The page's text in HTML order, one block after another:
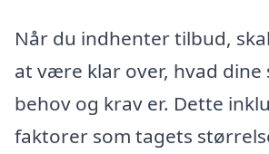
Når du indhenter tilbud,
at være klar over, hvad dine
behov og krav er. Dette
faktorer som tagets